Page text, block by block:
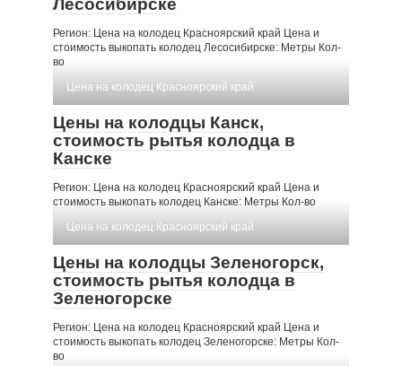
Лесосибирске
Регион: Цена на колодец Красноярский край Цена и
стоимость выкопать колодец Лесосибирске: Метры Кол-
во
Цена на колодец Красноярский край
Цены на колодцы Канск,
стоимость рытья колодца в
Канске
Регион: Цена на колодец Красноярский край Цена и
стоимость выкопать колодец Канске: Метры Кол-во
Цена на колодец Красноярский край
Цены на колодцы Зеленогорск,
стоимость рытья колодца в
Зеленогорске
Регион: Цена на колодец Красноярский край Цена и
стоимость выкопать колодец Зеленогорске: Метры Кол-
во